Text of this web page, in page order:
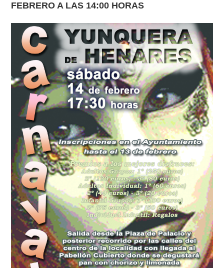
FEBRERO A LAS 14:00 HORAS